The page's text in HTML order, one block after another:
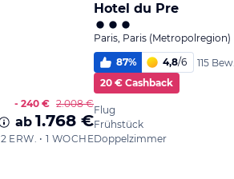
- 240 € 2.008 €
ab 1.768 €
2 ERW. • 1 WOCHE
Hotel du Pre
Paris, Paris (Metropolregion)
87% 4,8/6
115 Bew.
20 € Cashback
Flug
Frühstück
Doppelzimmer